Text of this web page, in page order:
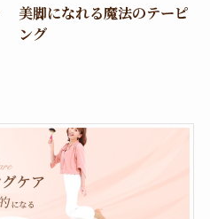
美脚になれる魔法のテーピ
ング